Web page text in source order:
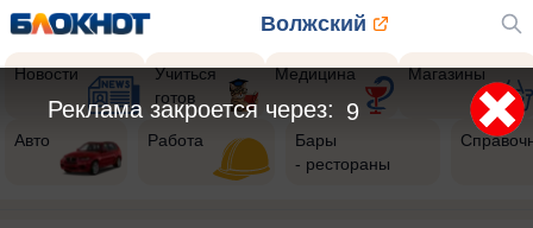
Волжский
Новости
Учиться
готов
Медицина Магазины
Авто Работа
Бары
- рестораны
9
Реклама закроется через: